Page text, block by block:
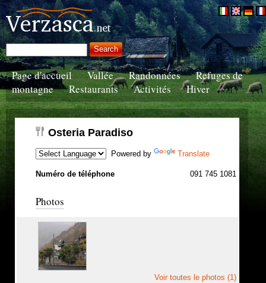
Page d'accueil Vallée Randonnées
Refuges de
montagne
Restaurants Activités Hiver
Osteria Paradiso
Powered by Translate
Numéro de téléphone 091 745 1081
Photos
Voir toutes le photos (1)